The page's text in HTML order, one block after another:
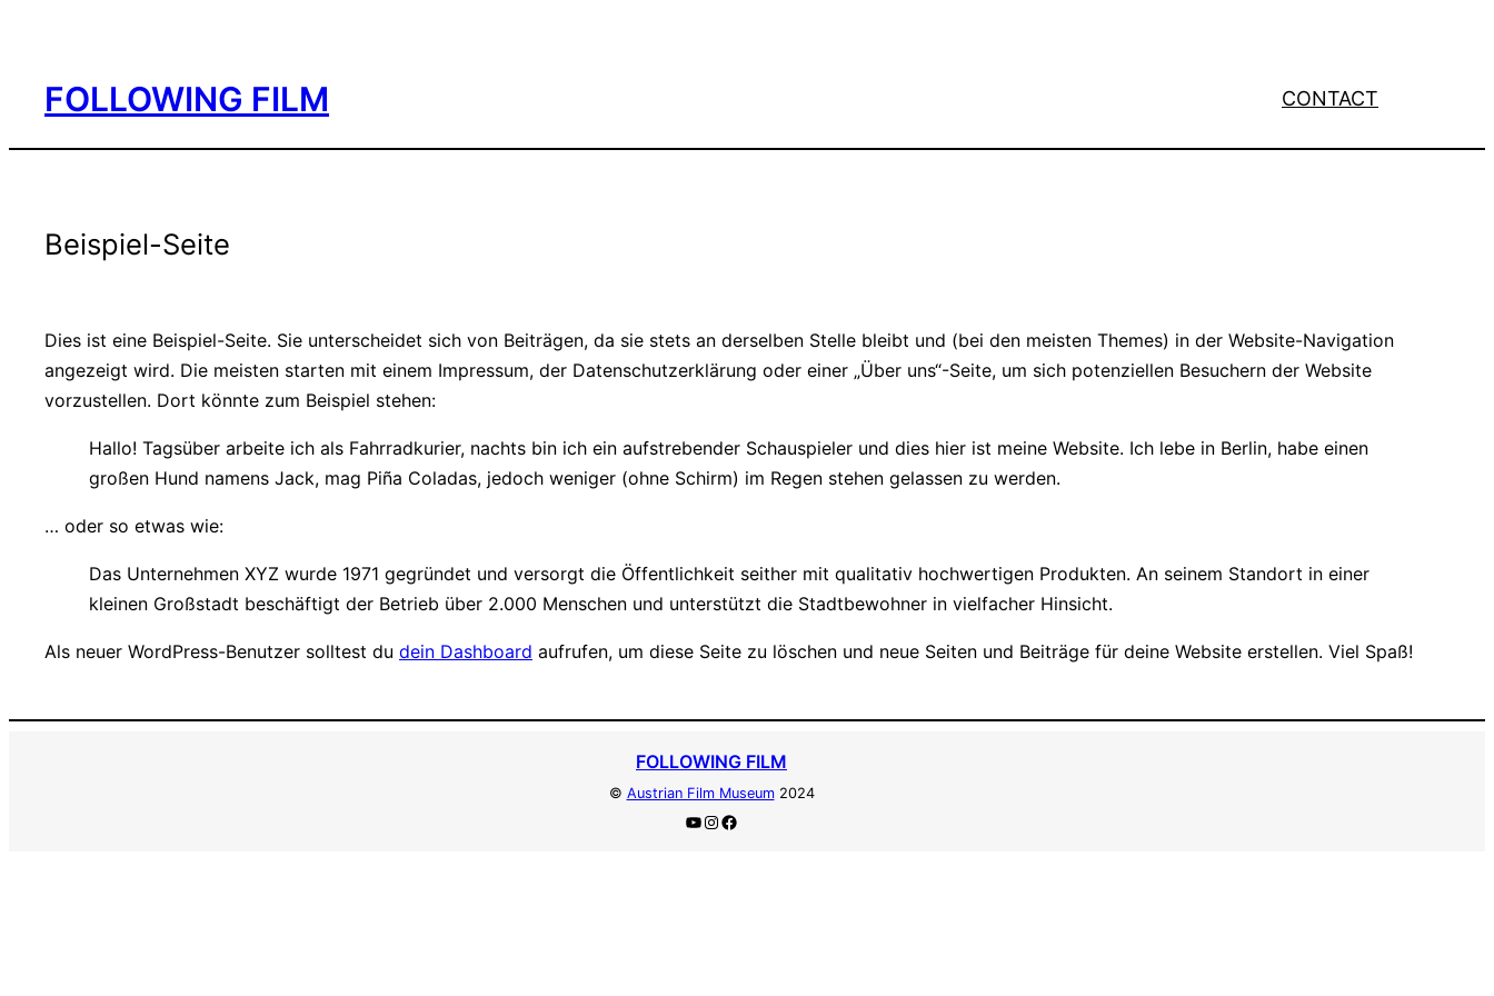
content
FOLLOWING FILM CONTACT
Beispiel-Seite
Dies ist eine Beispiel-Seite. Sie unterscheidet sich von Beiträgen, da sie stets an derselben Stelle bleibt und (bei den meisten Themes) in der Website-Navigation
angezeigt wird. Die meisten starten mit einem Impressum, der Datenschutzerklärung oder einer „Über uns“-Seite, um sich potenziellen Besuchern der Website
vorzustellen. Dort könnte zum Beispiel stehen:
Hallo! Tagsüber arbeite ich als Fahrradkurier, nachts bin ich ein aufstrebender Schauspieler und dies hier ist meine Website. Ich lebe in Berlin, habe einen
großen Hund namens Jack, mag Piña Coladas, jedoch weniger (ohne Schirm) im Regen stehen gelassen zu werden.
… oder so etwas wie:
Das Unternehmen XYZ wurde 1971 gegründet und versorgt die Öffentlichkeit seither mit qualitativ hochwertigen Produkten. An seinem Standort in einer
kleinen Großstadt beschäftigt der Betrieb über 2.000 Menschen und unterstützt die Stadtbewohner in vielfacher Hinsicht.
Als neuer WordPress-Benutzer solltest du dein Dashboard aufrufen, um diese Seite zu löschen und neue Seiten und Beiträge für deine Website erstellen. Viel Spaß!
FOLLOWING FILM
© Austrian Film Museum2024
YouTube
Instagram
Facebook